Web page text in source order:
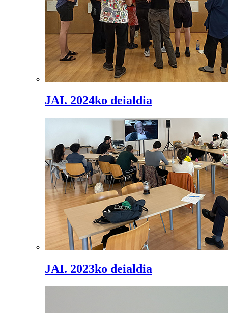
JAI. 2024ko deialdia
JAI. 2023ko deialdia